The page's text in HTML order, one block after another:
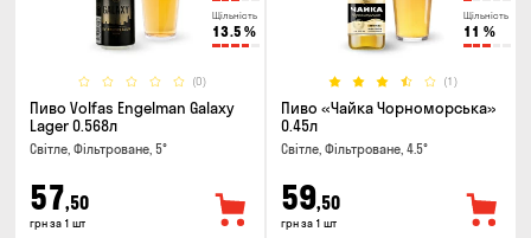
Щільність
13.5 %
(0)
Пиво Volfas Engelman Galaxy
Lager 0.568л
Світле, Фільтроване, 5°
57,50
грн за 1 шт
Щільність
11 %
(1)
Пиво «Чайка Чорноморська»
0.45л
Світле, Фільтроване, 4.5°
59,50
грн за 1 шт